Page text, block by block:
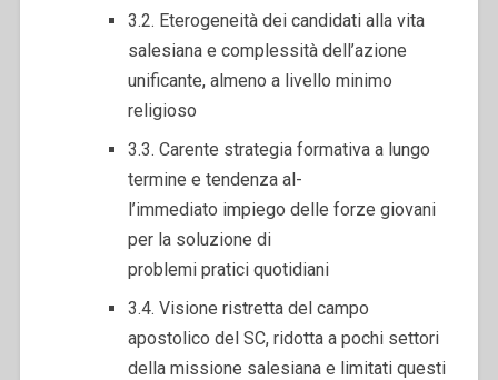
3.2. Eterogeneità dei candidati alla vita
salesiana e complessità dell’azione
unificante, almeno a livello minimo
religioso
3.3. Carente strategia formativa a lungo
termine e tendenza al-
l’immediato impiego delle forze giovani
per la soluzione di
problemi pratici quotidiani
3.4. Visione ristretta del campo
apostolico del SC, ridotta a pochi settori
della missione salesiana e limitati questi